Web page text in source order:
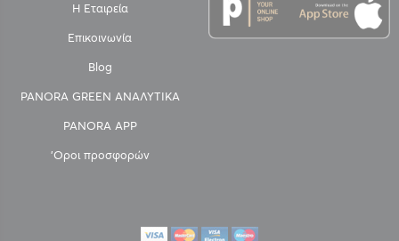
Η Εταιρεία
Επικοινωνία
Blog
PANORA GREEN ΑΝΑΛΥΤΙΚΑ
PANORA APP
'Οροι προσφορών